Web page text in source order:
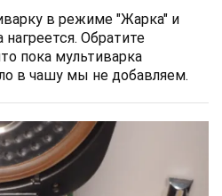
в режиме "Жарка" и
Обратите
пока мультиварка
в чашу мы не добавляем.